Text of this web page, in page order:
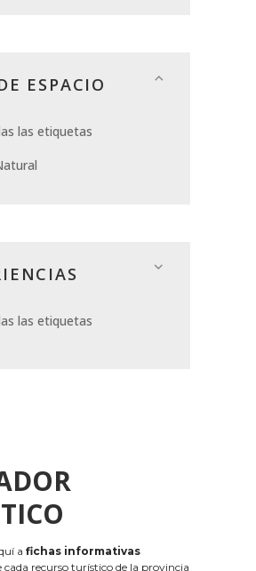
ESPACIO
las etiquetas
las etiquetas
a fichas informativas
cada recurso turístico de la provincia